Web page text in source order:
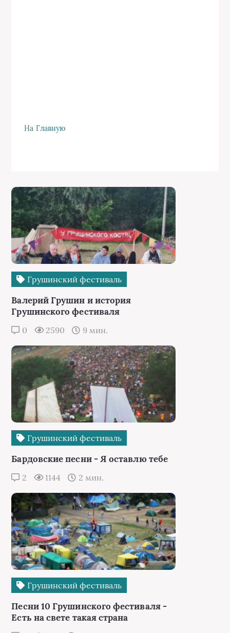
На Главную
Грушинский фестиваль
Валерий Грушин и история
Грушинского фестиваля
0 2590 9 мин.
Грушинский фестиваль
Бардовские песни - Я оставлю тебе
2 1144 2 мин.
Грушинский фестиваль
Песни 10 Грушинского фестиваля -
Есть на свете такая страна